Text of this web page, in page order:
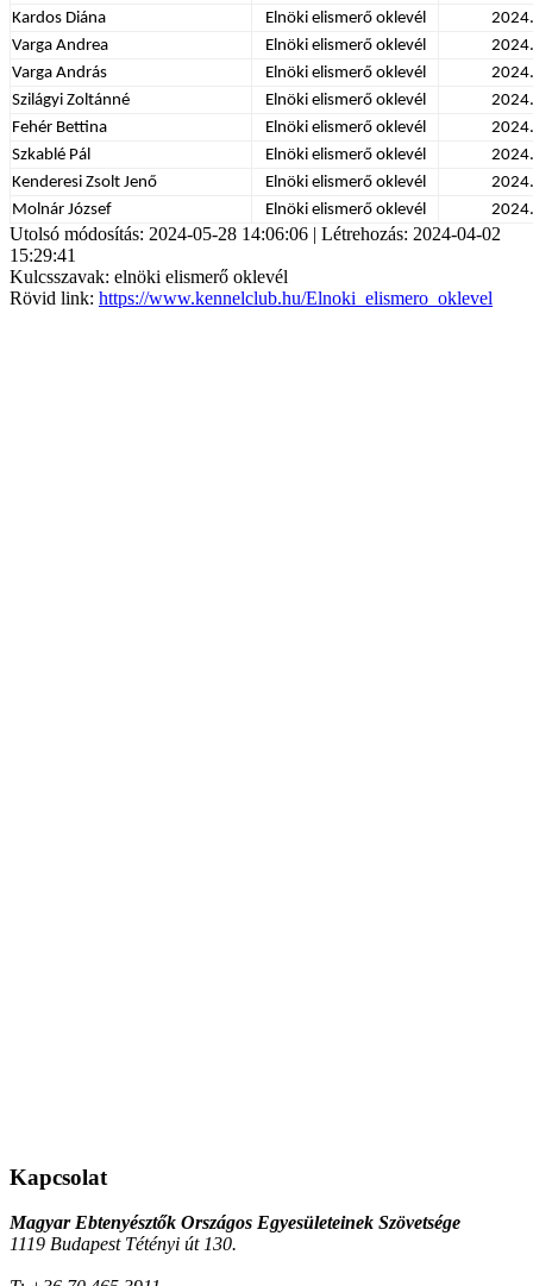
Kardos Diána Elnöki elismerő oklevél
Varga Andrea
Elnöki elismerő oklevél
Varga András
Elnöki elismerő oklevél
Szilágyi Zoltánné
Elnöki elismerő oklevél
Fehér Bettina
Elnöki elismerő oklevél
Szkablé Pál
Elnöki elismerő oklevél
Kenderesi Zsolt Jenő
Elnöki elismerő oklevél
Molnár József
Elnöki elismerő oklevél
Utolsó módosítás: 2024-05-28 14:06:06 | Létrehozás: 2024-04-02
15:29:41
Kulcsszavak: elnöki elismerő oklevél
Rövid link: https://www.kennelclub.hu/Elnoki_elismero_oklevel
Kapcsolat
Magyar Ebtenyésztők Országos Egyesületeinek Szövetsége
1119 Budapest Tétényi út 130.